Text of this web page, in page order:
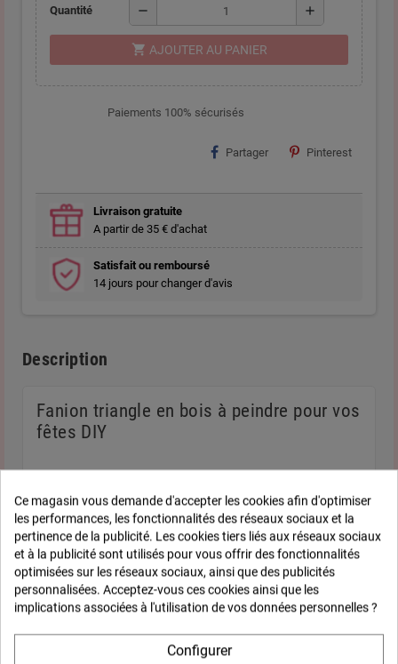
Quantité remove add
shopping_cart AJOUTER AU PANIER
Paiements 100% sécurisés
Partager Pinterest
Livraison gratuite
A partir de 35 € d'achat
Satisfait ou remboursé
14 jours pour changer d'avis
Description
Fanion triangle en bois à peindre pour vos
fêtes DIY
assembler à l'aide d'une ficelle. Pour écrire un message, des
initiales ou un prénom. Idéal pour un anniversaire, un mariage, un
baptême ou la Saint Valentin.
Fiche technique
Ce magasin vous demande d'accepter les cookies afin d'optimiser
les performances, les fonctionnalités des réseaux sociaux et la
pertinence de la publicité. Les cookies tiers liés aux réseaux sociaux
et à la publicité sont utilisés pour vous offrir des fonctionnalités
optimisées sur les réseaux sociaux, ainsi que des publicités
personnalisées. Acceptez-vous ces cookies ainsi que les
implications associées à l'utilisation de vos données personnelles ?
Configurer